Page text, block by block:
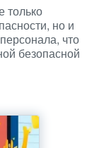
только
но и
что
безопасной